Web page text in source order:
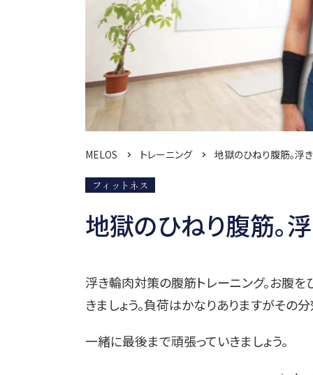
MELOS トレーニング 地獄のひねり腹筋。浮
フィットネス
地獄のひねり腹筋。
浮き輪肉対策の腹筋トレーニング。お腹
きましょう。負荷はかなりありますがその
一緒に最後まで頑張っていきましょう。